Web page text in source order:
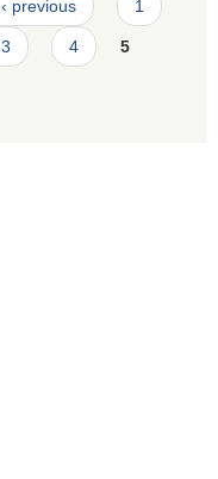
‹ previous 1
3 4 5